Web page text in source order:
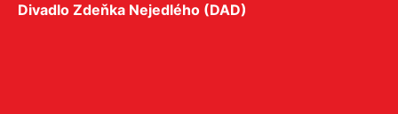
Divadlo Zdeňka Nejedlého (DAD)